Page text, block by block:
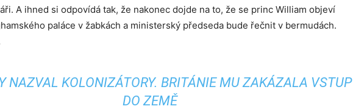
A ihned si odpovídá tak, že nakonec dojde na to, že se princ William objeví
paláce v žabkách a ministerský předseda bude řečnit v bermudách.
NAZVAL KOLONIZÁTORY. BRITÁNIE MU ZAKÁZALA VSTUP
DO ZEMĚ